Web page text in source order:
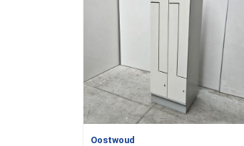
Oostwoud